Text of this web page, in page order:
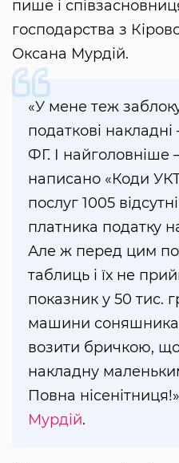
пише і
господарства з
Оксана Мурдій.
«У мене теж
податкові
ФГ. І найголовніше
написано «Коди
послуг 1005
платника податку
Але ж перед цим
таблиць і їх не
показник у 50 тис.
машини
возити бричкою,
накладну
Повна
Мурдій.